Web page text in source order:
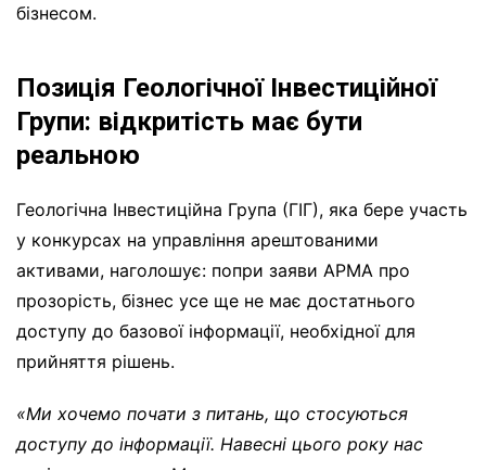
бізнесом.
Позиція Геологічної Інвестиційної
Групи: відкритість має бути
реальною
Геологічна Інвестиційна Група (ГІГ), яка бере участь
у конкурсах на управління арештованими
активами, наголошує: попри заяви АРМА про
прозорість, бізнес усе ще не має достатнього
доступу до базової інформації, необхідної для
прийняття рішень.
«Ми хочемо почати з питань, що стосуються
доступу до інформації. Навесні цього року нас